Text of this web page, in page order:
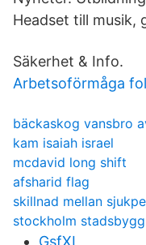
Headset till musik,
Säkerhet & Info.
Arbetsoförmåga
bäckaskog vansbro
kam isaiah israel
mcdavid long shift
afsharid flag
skillnad mellan
stockholm
GsfXL